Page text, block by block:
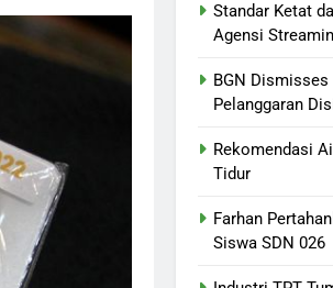
Standar Ketat
Agensi
BGN Dismisses
Pelanggaran
Rekomendasi
Tidur
Farhan
Siswa SDN 026